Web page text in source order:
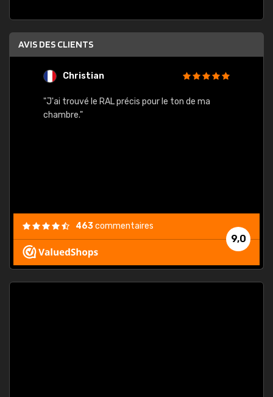
AVIS DES CLIENTS
Christian
"J'ai trouvé le RAL précis pour le ton de ma
chambre."
9,0
463commentaires